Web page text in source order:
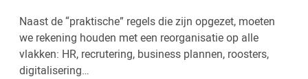
Naast de “praktische” regels die zijn opgezet, moeten
we rekening houden met een reorganisatie op alle
vlakken: HR, recrutering, business plannen, roosters,
digitalisering…